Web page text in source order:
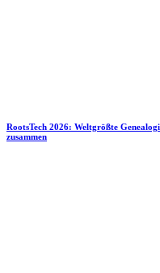
RootsTech 2026: Weltgrößte
zusammen